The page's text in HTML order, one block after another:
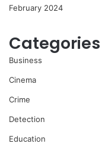
February 2024
Categories
Business
Cinema
Crime
Detection
Education